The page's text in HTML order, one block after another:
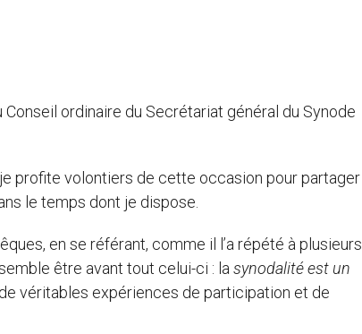
ordinaire du Secrétariat général du Synode
profite volontiers de cette occasion pour partager
le temps dont je dispose.
en se référant, comme il l’a répété à plusieurs
semble être avant tout celui-ci : la synodalité est un
véritables expériences de participation et de